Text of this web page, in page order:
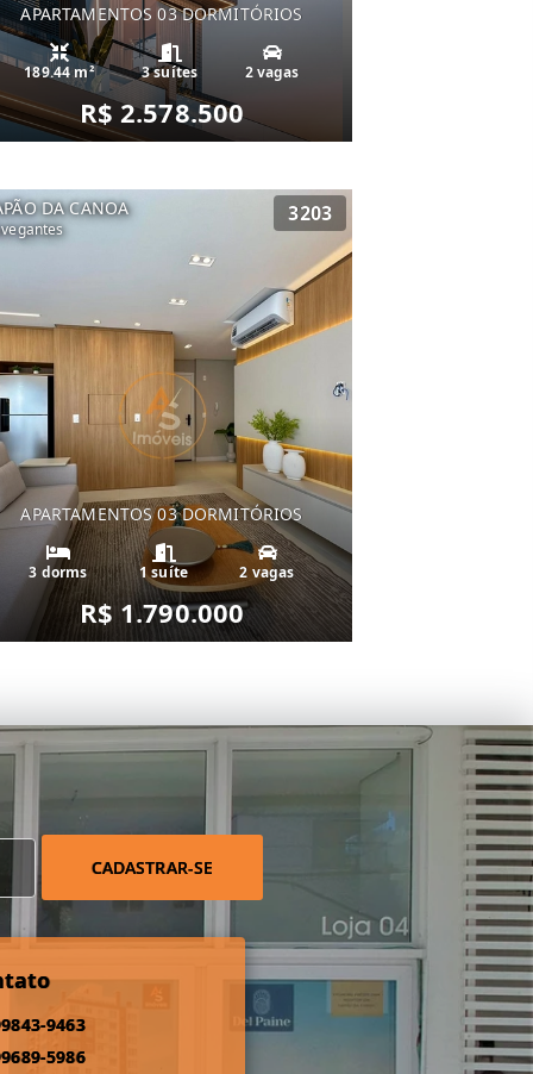
APARTAMENTOS 03 DORMITÓRIOS
189.44 m² 3 suítes 2 vagas
R$ 2.578.500
DA CANOA 3203
APARTAMENTOS 03 DORMITÓRIOS
3 dorms 1 suíte 2 vagas
R$ 1.790.000
CADASTRAR-SE
9463
5986